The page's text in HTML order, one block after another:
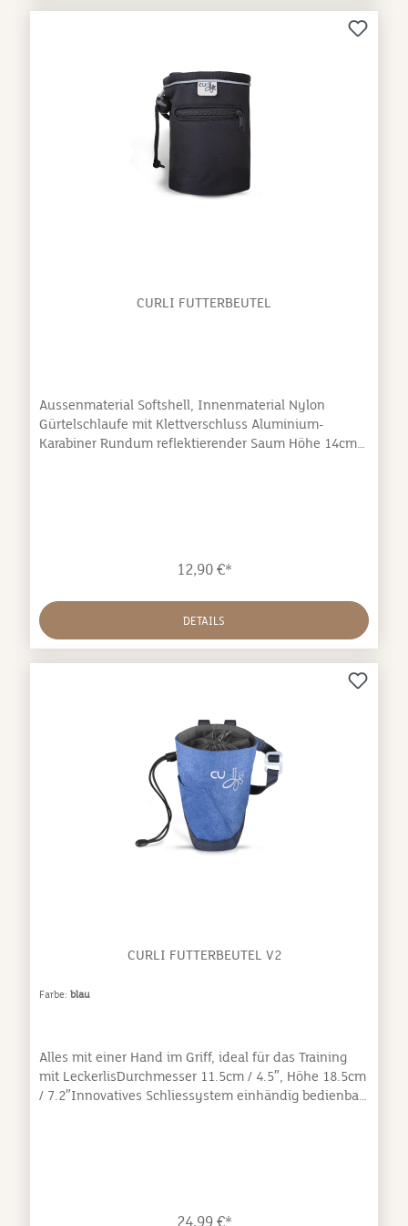
befestigen. Größen: XXS: Länge 7,5 cm, Umfang 10
cm XS: Länge 12 cm, Umfang 14 cm S: Länge 15 cm,
cm Pflegehinweise: Der Beutel kann bei 30°C in der
Waschmaschine gewaschen werden.
CURLI FUTTERBEUTEL
Aussenmaterial Softshell, Innenmaterial Nylon
Gürtelschlaufe mit Klettverschluss Aluminium-
Karabiner Rundum reflektierender Saum Höhe 14cm
12,90 €*
DETAILS
CURLI FUTTERBEUTEL V2
Farbe: blau
Alles mit einer Hand im Griff, ideal für das Training
mit LeckerlisDurchmesser 11.5cm / 4.5″, Höhe 18.5cm
/ 7.2″Innovatives Schliessystem einhändig bedienbar
24,99 €*